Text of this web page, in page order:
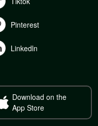
Pinterest
Linkedln
Download on the
App Store